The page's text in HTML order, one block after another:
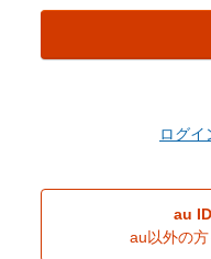
ログイ
au
au以外の